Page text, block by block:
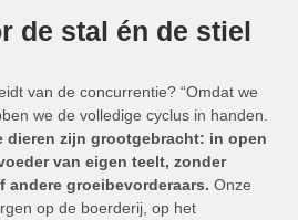
de stal én de stiel
van de concurrentie? “Omdat we
we de volledige cyclus in handen.
dieren zijn grootgebracht: in open
van eigen teelt, zonder
groeibevorderaars. Onze
op de boerderij, op het